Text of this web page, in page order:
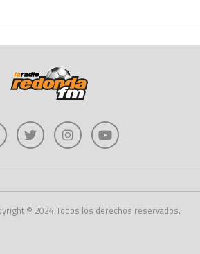
© 2024 Todos los derechos reservados.